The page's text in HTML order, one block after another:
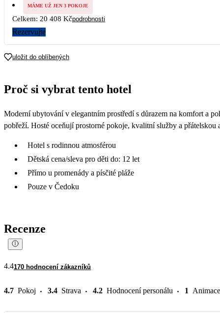
MÁME UŽ JEN 3 POKOJE
Celkem: 20 408 Kčpodrobnosti
Rezervujte
uložit do oblíbených
Proč si vybrat tento hotel
Moderní ubytování v elegantním prostředí s důrazem na komfort a
pobřeží. Hosté oceňují prostorné pokoje, kvalitní služby a
Hotel s rodinnou atmosférou
Dětská cena/sleva pro děti do: 12 let
Přímo u promenády a písčité pláže
Pouze v Čedoku
Recenze
4.4170 hodnocení zákazníků
4.7 Pokoj 3.4 Strava 4.2 Hodnocení personálu 1 Animace